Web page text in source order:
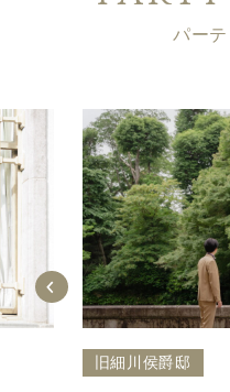
パーテ
旧細川侯爵邸